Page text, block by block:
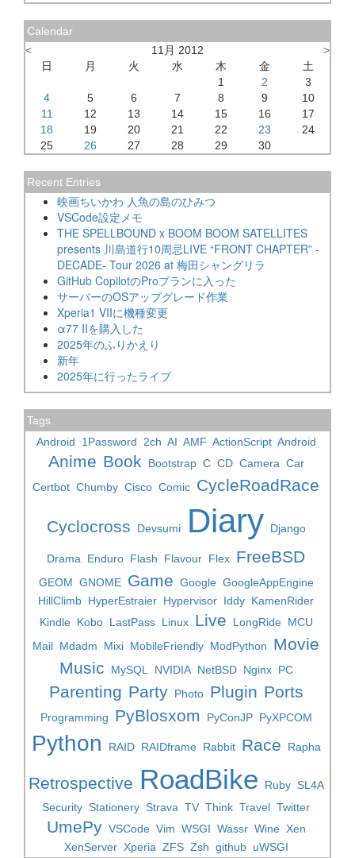
Calendar
<
11月 2012
>
日
月 火 水 木 金
土
1
2
3
4
5 6 7 8 9
10
11
12 13 14 15 16
17
18
19 20 21 22 23
24
25
26 27 28 29 30
Recent Entries
映画ちいかわ 人魚の島のひみつ
VSCode設定メモ
THE SPELLBOUND x BOOM BOOM SATELLITES
presents 川島道行10周忌LIVE “FRONT CHAPTER” -
DECADE- Tour 2026 at 梅田シャングリラ
GitHub CopilotのProプランに入った
サーバーのOSアップグレード作業
Xperia1 VIIに機種変更
α77 IIを購入した
2025年のふりかえり
新年
2025年に行ったライブ
Tags
Android
1Password 2ch AI AMF ActionScript Android
Anime Book Bootstrap C CD Camera Car
Certbot Chumby Cisco Comic CycleRoadRace
Cyclocross Devsumi Diary Django
Drama Enduro Flash Flavour Flex FreeBSD
GEOM GNOME Game Google GoogleAppEngine
HillClimb HyperEstraier Hypervisor Iddy KamenRider
Kindle Kobo LastPass Linux Live LongRide MCU
Mail Mdadm Mixi MobileFriendly ModPython
Movie
Music
MySQL NVIDIA NetBSD Nginx PC
Parenting Party Photo Plugin Ports
Programming PyBlosxom PyConJP PyXPCOM
Python RAID RAIDframe Rabbit Race Rapha
Retrospective RoadBike Ruby SL4A
Security Stationery Strava TV Think Travel Twitter
UmePy VSCode Vim WSGI Wassr Wine Xen
XenServer Xperia ZFS Zsh github uWSGI